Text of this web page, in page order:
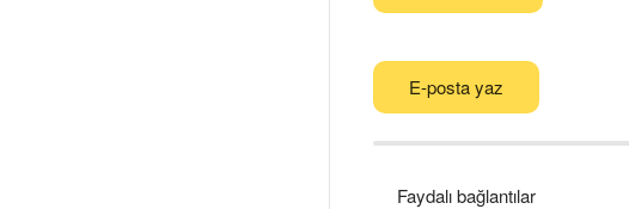
E-posta yaz
Faydalı bağlantılar